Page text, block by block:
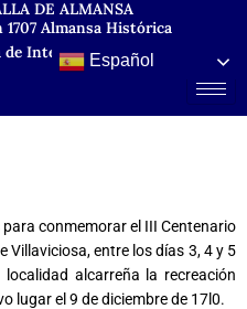
DE ALMANSA
1707 Almansa Histórica
de Interés Turístico Regional
conmemorar el III Centenario
Villaviciosa, entre los días 3, 4 y 5
alcarreña la recreación
lugar el 9 de diciembre de 17l0.
Español